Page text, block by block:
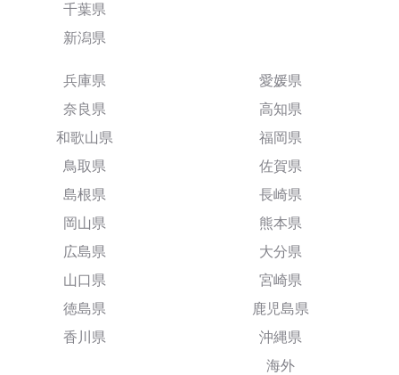
千葉県
新潟県
兵庫県
奈良県
和歌山県
鳥取県
島根県
岡山県
広島県
山口県
徳島県
香川県
愛媛県
高知県
福岡県
佐賀県
長崎県
熊本県
大分県
宮崎県
鹿児島県
沖縄県
海外